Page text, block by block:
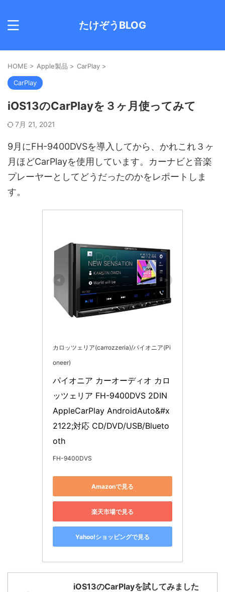
たけぞうBLOG
HOME > Apple製品 > CarPlay >
CarPlay
iOS13のCarPlayを３ヶ月使ってみて
7月 21, 2021
9月にFH-9400DVSを導入してから、かれこれ３ヶ
月ほどCarPlayを使用しています。カーナビと音楽
プレーヤーとしてどうだったのかをレポートしま
す。
カロッツェリア(carrozzeria)/パイオニア(Pi
oneer)
パイオニア カーオーディオ カロ
ッツェリア FH-9400DVS 2DIN
AppleCarPlay AndroidAuto&#x
2122;対応 CD/DVD/USB/Blueto
oth
FH-9400DVS
Amazonで見る
楽天市場で見る
Yahoo!ショッピングで見る
iOS13のCarPlayを試してみました